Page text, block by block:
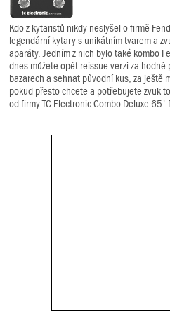
Kdo z kytaristů nikdy neslyšel o firmě
legendární kytary s unikátním tvarem a
aparáty. Jedním z nich bylo také kombo
dnes můžete opět reissue verzi za
bazarech a sehnat původní kus, za ještě
pokud přesto chcete a potřebujete zvuk
od firmy TC Electronic Combo Deluxe 65'